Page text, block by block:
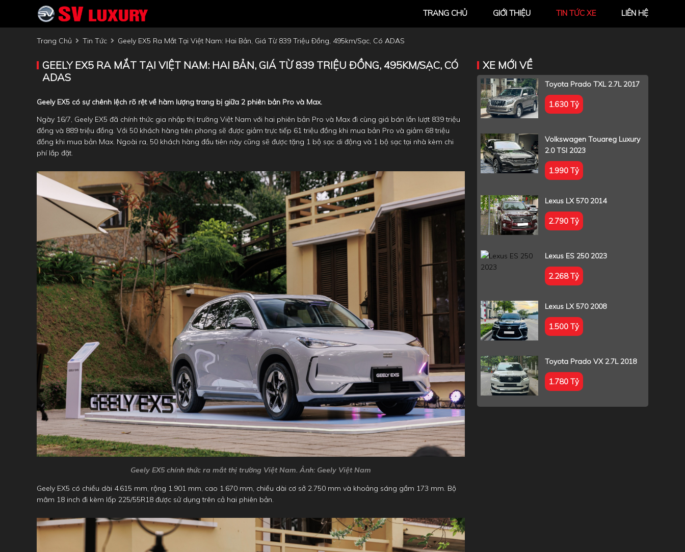
TRANG CHỦ GIỚI THIỆU TIN TỨC XE LIÊN HỆ
Trang Chủ Tin Tức Geely EX5 Ra Mắt Tại Việt Nam: Hai Bản, Giá Từ 839 Triệu Đồng, 495km/sạc, Có ADAS
GEELY EX5 RA MẮT TẠI VIỆT NAM: HAI BẢN, GIÁ TỪ 839 TRIỆU ĐỒNG, 495KM/SẠC, CÓ
ADAS
Geely EX5 có sự chênh lệch rõ rệt về hàm lượng trang bị giữa 2 phiên bản Pro và Max.
Ngày 16/7, Geely EX5 đã chính thức gia nhập thị trường Việt Nam với hai phiên bản Pro và Max đi cùng giá bán lần lượt 839 triệu
đồng và 889 triệu đồng. Với 50 khách hàng tiên phong sẽ được giảm trực tiếp 61 triệu đồng khi mua bản Pro và giảm 68 triệu
đồng khi mua bản Max. Ngoài ra, 50 khách hàng đầu tiên này cũng sẽ được tặng 1 bộ sạc di động và 1 bộ sạc tại nhà kèm chi
phí lắp đặt.
Geely EX5 chính thức ra mắt thị trường Việt Nam. Ảnh: Geely Việt Nam
Geely EX5 có chiều dài 4.615 mm, rộng 1.901 mm, cao 1.670 mm, chiều dài cơ sở 2.750 mm và khoảng sáng gầm 173 mm. Bộ
mâm 18 inch đi kèm lốp 225/55R18 được sử dụng trên cả hai phiên bản.
XE MỚI VỀ
Toyota Prado TXL 2.7L 2017
1.630 Tỷ
Volkswagen Touareg Luxury
2.0 TSI 2023
1.990 Tỷ
Lexus LX 570 2014
2.790 Tỷ
Lexus ES 250 2023
2.268 Tỷ
Lexus LX 570 2008
1.500 Tỷ
Toyota Prado VX 2.7L 2018
1.780 Tỷ